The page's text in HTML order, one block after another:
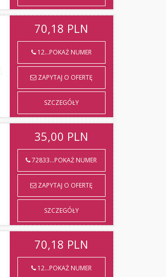
70,18 PLN
12...POKAŻ NUMER
ZAPYTAJ O OFERTĘ
SZCZEGÓŁY
35,00 PLN
72833...POKAŻ NUMER
ZAPYTAJ O OFERTĘ
SZCZEGÓŁY
70,18 PLN
12...POKAŻ NUMER